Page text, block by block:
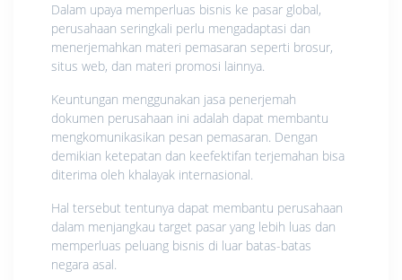
Dalam upaya memperluas bisnis ke pasar global,
perusahaan seringkali perlu mengadaptasi dan
menerjemahkan materi pemasaran seperti brosur,
situs web, dan materi promosi lainnya.
Keuntungan menggunakan jasa penerjemah
dokumen perusahaan ini adalah dapat membantu
mengkomunikasikan pesan pemasaran. Dengan
demikian ketepatan dan keefektifan terjemahan bisa
diterima oleh khalayak internasional.
Hal tersebut tentunya dapat membantu perusahaan
dalam menjangkau target pasar yang lebih luas dan
memperluas peluang bisnis di luar batas-batas
negara asal.